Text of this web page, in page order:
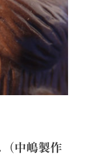
中嶋製作